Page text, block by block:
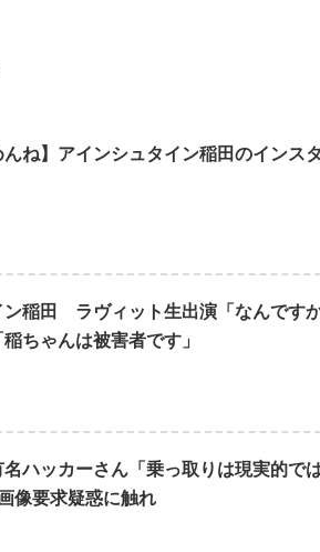
んね】アインシュタイン稲田のインス
ン稲田 ラヴィット生出演「なんです
ちゃんは被害者です」
名ハッカーさん「乗っ取りは現実的で
像要求疑惑に触れ